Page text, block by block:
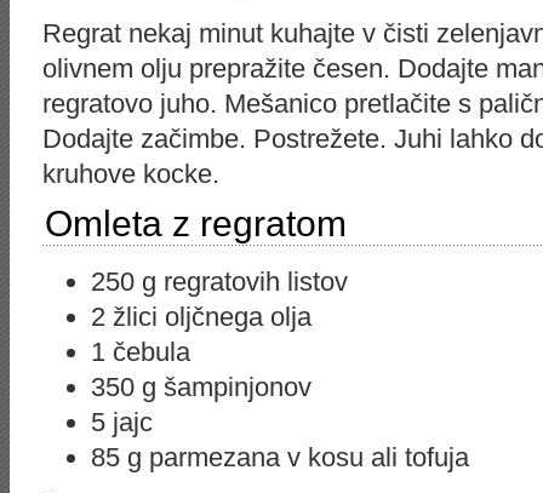
Regrat nekaj minut kuhajte v čisti
olivnem olju prepražite česen. Dodajte
regratovo juho. Mešanico pretlačite s
Dodajte začimbe. Postrežete. Juhi lahko
kruhove kocke.
Omleta z regratom
250 g regratovih listov
2 žlici oljčnega olja
1 čebula
350 g šampinjonov
5 jajc
85 g parmezana v kosu ali tofuja